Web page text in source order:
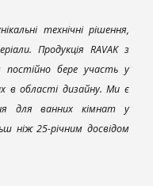
технічні рішення,
Продукція RAVAK з
постійно бере участь у
в області дизайну. Ми є
для ванних кімнат у
ніж 25-річним досвідом